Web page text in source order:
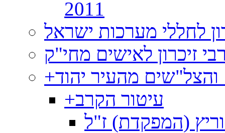
2011
לחללי מערכות ישראל
זיכרון לאישים מחי"ק
+והצל"שים מהעיר יהוד
+עיטור הקרב
(המפקדת) ז"ל